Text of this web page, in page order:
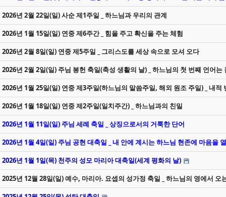
2026년 2월 22일(일) 사순 제1주일 _ 하느님과 우리의 관계
2026년 1월 15일(일) 연중 제6주간 _ 힘을 주고 확신을 주는 체험
2026년 2월 8일(일) 연중 제5주일 _ 그리스도를 세상 속으로 모셔 오다
2026년 2월 2일(일) 주님 봉헌 축일(축성 생활의 날) _ 하느님의 첫 번째 언어는
2026년 1월 25일(일) 연중 제3주일(하느님의 말씀주일, 해외 원조 주일) _ 내적
2026년 1월 18일(일) 연중 제2주일(일치주간) _ 하느님과의 친밀
2026년 1월 11일(일) 주님 세례 축일 _ 상징으로서의 거룩한 단어
2026년 1월 4일(일) 주님 공현 대축일 _ 내 안에 계시는 하느님 현존에 마음을
2026년 1월 1일(목) 천주의 성모 마리아 대축일(세계 평화의 날)
2025년 12월 28일(일) 예수, 마리아. 요셉의 성가정 축일 _ 하느님의 영에서 오